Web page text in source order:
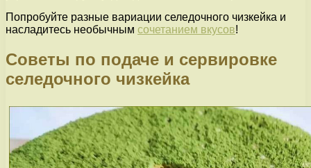
Попробуйте разные вариации селедочного чизкейка и
насладитесь необычным сочетанием вкусов!
Советы по подаче и сервировке
селедочного чизкейка